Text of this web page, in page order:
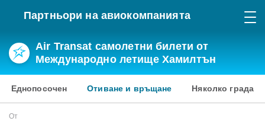
Партньори на авиокомпанията
Air Transat самолетни билети от
Международно летище Хамилтън
Еднопосочен Отиване и връщане Няколко града
От